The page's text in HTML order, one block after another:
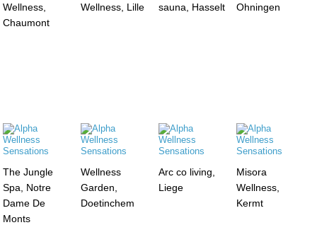
Wellness,
Chaumont
Wellness, Lille
sauna, Hasselt
Ohningen
The Jungle
Spa, Notre
Dame De
Monts
Wellness
Garden,
Doetinchem
Arc co living,
Liege
Misora
Wellness,
Kermt